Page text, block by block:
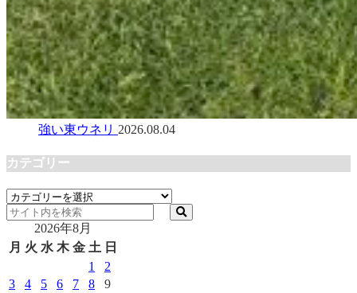
強い東ウネリ 2026.08.04
カテゴリー
カ
テ
リ
2026年8月
月 火 水 木 金 土 日
1
2
3
4 5 6 7 8
9